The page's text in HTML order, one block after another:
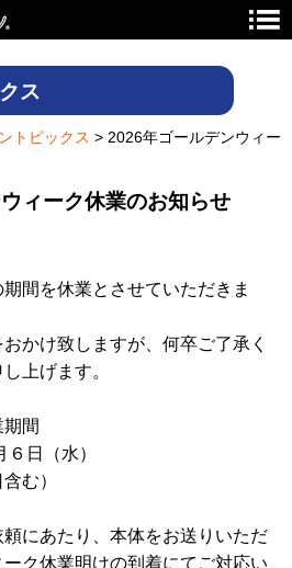
ス
トピックス > 2026年ゴールデンウィー
ィーク休業のお知らせ
間を休業とさせていただきま
かけ致しますが、何卒ご了承く
上げます。
間
日（水）
む）
にあたり、本体をお送りいただ
ク休業明けの到着にてご対応い